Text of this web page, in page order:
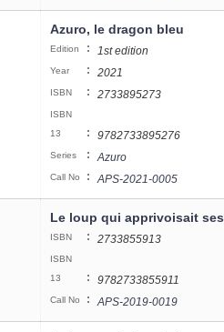
Azuro, le dragon bleu
Edition : 1st edition
Year : 2021
ISBN : 2733895273
ISBN
13
: 9782733895276
Series : Azuro
Call No : APS-2021-0005
Le loup qui apprivoisait
ISBN : 2733855913
ISBN
13
: 9782733855911
Call No : APS-2019-0019